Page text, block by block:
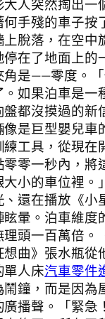
大人突然掏出一
手殘的車子按
脫落，在空中
在了地面上的
角是——零度。
如果泊車是一
都沒摸過的新
是巨型嬰兒車
練工具，從現在
零一秒內，將
大小的車位裡。
還在播放《小
暈。泊車維度
頭一百萬倍。
曲》張水瓶從
單人床汽車零件
鐘，而是因為
播聲。「緊急